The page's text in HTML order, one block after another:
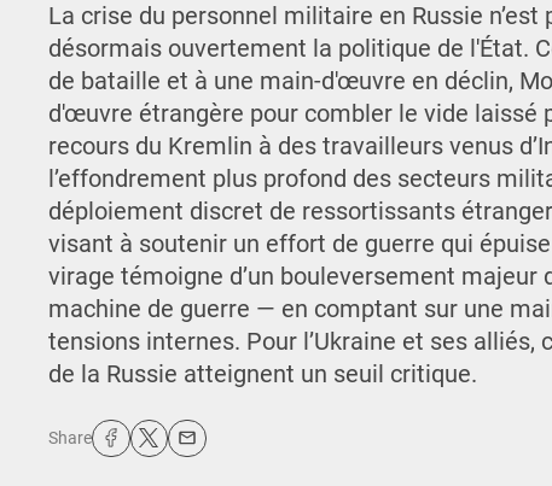
La crise du personnel militaire en Russie
désormais ouvertement la politique de l'État.
de bataille et à une main-d'œuvre en déclin,
d'œuvre étrangère pour combler le vide laissé
recours du Kremlin à des travailleurs venus
l’effondrement plus profond des secteurs
déploiement discret de ressortissants
visant à soutenir un effort de guerre qui
virage témoigne d’un bouleversement
machine de guerre — en comptant sur une
tensions internes. Pour l’Ukraine et ses
de la Russie atteignent un seuil critique.
Share